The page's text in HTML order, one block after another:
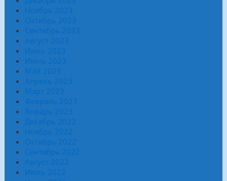
Ноябрь 2023
Октябрь 2023
Сентябрь 2023
Август 2023
Июль 2023
Июнь 2023
Май 2023
Апрель 2023
Март 2023
Февраль 2023
Январь 2023
Декабрь 2022
Ноябрь 2022
Октябрь 2022
Сентябрь 2022
Август 2022
Июль 2022